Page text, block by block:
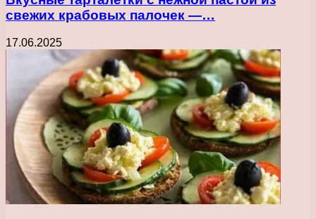
свежих крабовых палочек —…
17.06.2025